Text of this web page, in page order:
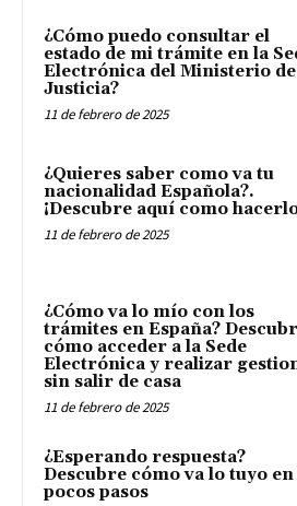
¿Cómo puedo consultar el
estado de mi trámite en la
Electrónica del Ministerio de
Justicia?
11 de febrero de 2025
¿Quieres saber como va tu
nacionalidad Española?.
¡Descubre aquí como
11 de febrero de 2025
¿Cómo va lo mío con los
trámites en España?
cómo acceder a la Sede
Electrónica y realizar
sin salir de casa
11 de febrero de 2025
¿Esperando respuesta?
Descubre cómo va lo tuyo en
pocos pasos